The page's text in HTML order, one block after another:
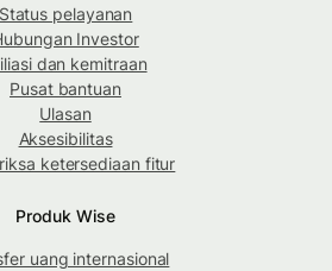
Status pelayanan
Investor
dan kemitraan
Pusat bantuan
Ulasan
Aksesibilitas
ketersediaan fitur
Produk Wise
uang internasional